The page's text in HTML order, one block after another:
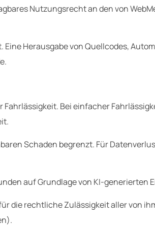
Nutzungsrecht an den von
Herausgabe von Quellcodes,
Bei einfacher
Schaden begrenzt. Für
auf Grundlage von KI-generierten
die rechtliche Zulässigkeit aller von